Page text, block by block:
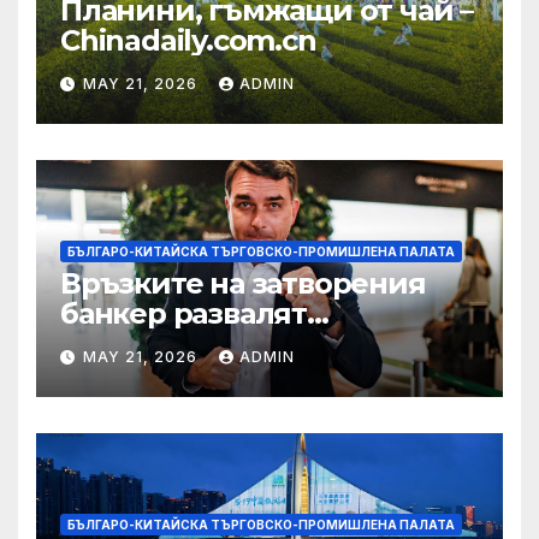
Планини, гъмжащи от чай –
Chinadaily.com.cn
MAY 21, 2026 ADMIN
БЪЛГАРО-КИТАЙСКА ТЪРГОВСКО-ПРОМИШЛЕНА ПАЛАТА
Връзките на затворения
банкер развалят
надеждите на Флавио
Болсонаро за президент на
Бразилия
MAY 21, 2026 ADMIN
БЪЛГАРО-КИТАЙСКА ТЪРГОВСКО-ПРОМИШЛЕНА ПАЛАТА